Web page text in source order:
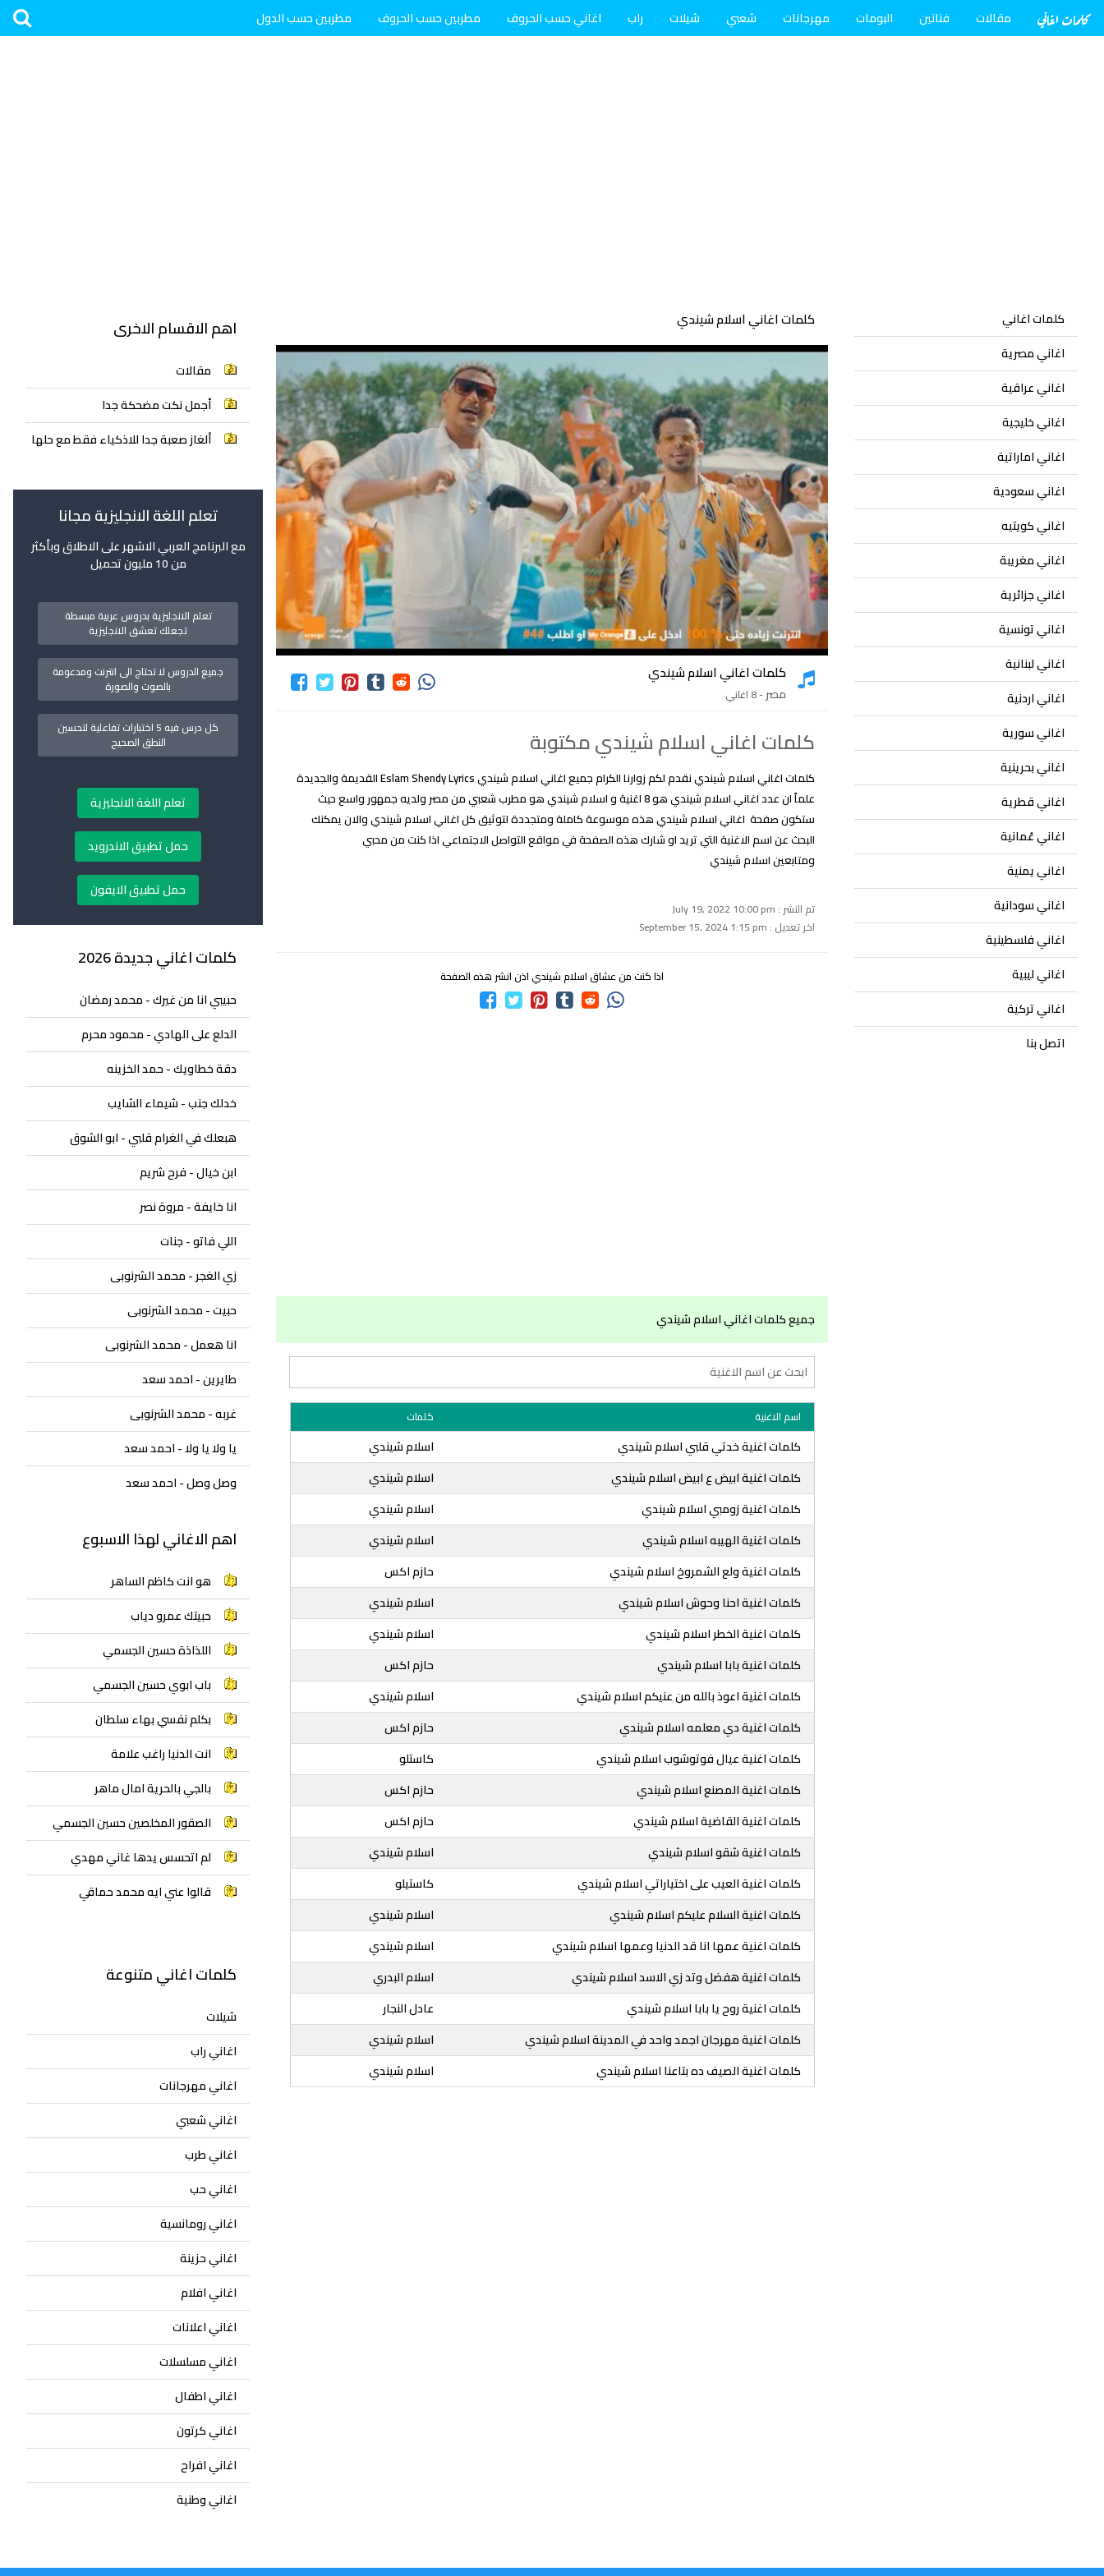
كلمات اغاني مقالات فنانين البومات مهرجانات شعبي شيلات راب اغاني حسب الحروف مطربين حسب الحروف مطربين حسب الدول
كلمات اغاني
اغاني مصرية
اغاني عراقية
اغاني خليجية
اغاني اماراتية
اغاني سعودية
اغاني كويتيه
اغاني مغريبة
اغاني جزائرية
اغاني تونسية
اغاني لبنانية
اغاني اردنية
اغاني سورية
اغاني بحرينية
اغاني قطرية
اغاني عُمانية
اغاني يمنية
اغاني سودانية
اغاني فلسطينية
اغاني ليبية
اغاني تركية
اتصل بنا
كلمات اغاني اسلام شيندي
كلمات اغاني اسلام شيندي
مصر- 8 اغاني
كلمات اغاني اسلام شيندي مكتوبة
كلمات اغاني اسلام شيندي نقدم لكم زوارنا الكرام جميع اغاني اسلام شيندي Eslam Shendy Lyrics القديمة والجديدة
علماً ان عدد اغاني اسلام شيندي هو 8 اغنية و اسلام شيندي هو مطرب شعبي من مصر ولديه جمهور واسع حيث
ستكون صفحة اغاني اسلام شيندي هذه موسوعة كاملة ومتجددة لتوثيق كل اغاني اسلام شيندي والان يمكنك
البحث عن اسم الاغنية التي تريد او شارك هذه الصفحة في مواقع التواصل الاجتماعي اذا كنت من محبي
ومتابعين اسلام شيندي
تم النشر : July 19, 2022 10:00 pm
اخر تعديل : September 15, 2024 1:15 pm
اذا كنت من عشاق اسلام شيندي اذن انشر هذه الصفحة
جميع كلمات اغاني اسلام شيندي
اسم الاغنية كلمات
كلمات اغنية خدتي قلبي اسلام شيندي
اسلام شيندي
كلمات اغنية ابيض ع ابيض اسلام شيندي
اسلام شيندي
كلمات اغنية زومبي اسلام شيندي
اسلام شيندي
كلمات اغنية الهيبه اسلام شيندي
اسلام شيندي
كلمات اغنية ولع الشمروخ اسلام شيندي
حازم اكس
كلمات اغنية احنا وحوش اسلام شيندي
اسلام شيندي
كلمات اغنية الخطر اسلام شيندي
اسلام شيندي
كلمات اغنية بابا اسلام شيندي
حازم اكس
كلمات اغنية اعوذ بالله من عنيكم اسلام شيندي
اسلام شيندي
كلمات اغنية دي معلمه اسلام شيندي
حازم اكس
كلمات اغنية عيال فوتوشوب اسلام شيندي
كاستلو
كلمات اغنية المصنع اسلام شيندي
حازم اكس
كلمات اغنية القاضية اسلام شيندي
حازم اكس
كلمات اغنية شقو اسلام شيندي
اسلام شيندي
كلمات اغنية العيب على اختياراتي اسلام شيندي
كاستيلو
كلمات اغنية السلام عليكم اسلام شيندي
اسلام شيندي
كلمات اغنية عمها انا قد الدنيا وعمها اسلام شيندي
اسلام شيندي
كلمات اغنية هفضل وتد زي الاسد اسلام شيندي
اسلام البدري
كلمات اغنية روح يا بابا اسلام شيندي
عادل النجار
كلمات اغنية مهرجان اجمد واحد في المدينة اسلام شيندي
اسلام شيندي
كلمات اغنية الصيف ده بتاعنا اسلام شيندي
اسلام شيندي
اهم الاقسام الاخرى
مقالات
أجمل نكت مضحكة جدا
ألغاز صعبة جدا للاذكياء فقط مع حلها
تعلم اللغة الانجليزية مجانا
مع البرنامج العربي الاشهر على الاطلاق وبأكثر
من 10 مليون تحميل
تعلم الانجليزية بدروس عربية مبسطة
تجعلك تعشق الانجليزية
جميع الدروس لا تحتاج الى انترنت ومدعومة
بالصوت والصورة
كل درس فيه 5 اختبارات تفاعلية لتحسين
النطق الصحيح
تعلم اللغة الانجليزية
حمل تطبيق الاندرويد
حمل تطبيق الايفون
كلمات اغاني جديدة 2026
حبيبي انا من غيرك - محمد رمضان
الدلع على الهادي - محمود محرم
دقة خطاويك - حمد الخزينه
خدلك جنب - شيماء الشايب
هبعلك في الغرام قلبي - ابو الشوق
ابن خيال - فرح شريم
انا خايفة - مروة نصر
اللي فاتو - جنات
زي الغجر - محمد الشرنوبى
حبيت - محمد الشرنوبى
انا هعمل - محمد الشرنوبى
طايرين - احمد سعد
غربه - محمد الشرنوبى
يا ولا يا ولا - احمد سعد
وصل وصل - احمد سعد
اهم الاغاني لهذا الاسبوع
هو انت كاظم الساهر
حبيتك عمرو دياب
اللذاذة حسين الجسمي
باب ابوي حسين الجسمي
بكلم نفسي بهاء سلطان
انت الدنيا راغب علامة
بالجي بالحرية امال ماهر
الصقور المخلصين حسين الجسمي
لم اتحسس يدها غاني مهدي
قالوا عني ايه محمد حماقي
كلمات اغاني متنوعة
شيلات
اغاني راب
اغاني مهرجانات
اغاني شعبي
اغاني طرب
اغاني حب
اغاني رومانسية
اغاني حزينة
اغاني افلام
اغاني اعلانات
اغاني مسلسلات
اغاني اطفال
اغاني كرتون
اغاني افراح
اغاني وطنية